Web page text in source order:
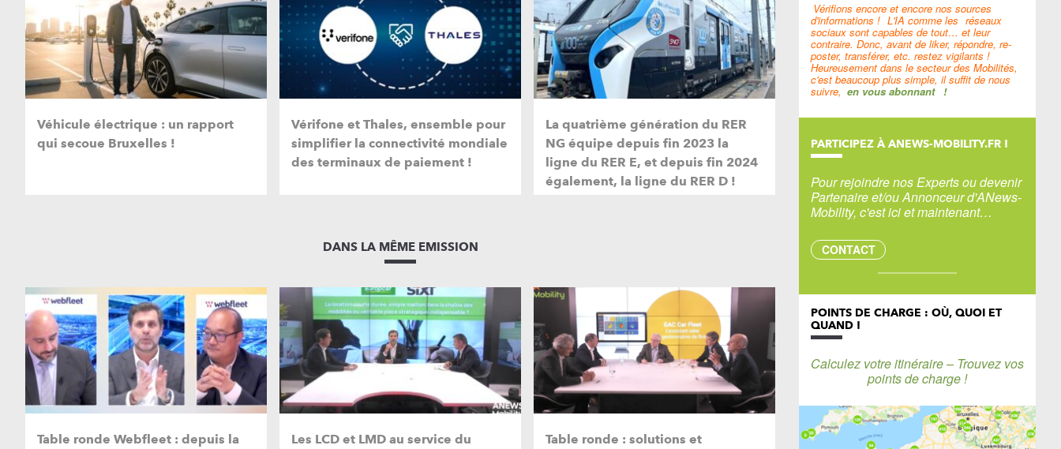
Véhicule électrique : un rapport
qui secoue Bruxelles !
Vérifone et Thales, ensemble pour
simplifier la connectivité mondiale
des terminaux de paiement !
La quatrième génération du RER
NG équipe depuis fin 2023 la
ligne du RER E, et depuis fin 2024
également, la ligne du RER D !
DANS LA MÊME EMISSION
Table ronde Webfleet : depuis la
Les LCD et LMD au service du
Table ronde : solutions et
Vérifions encore et encore nos sources
d'informations ! L'IA comme les réseaux
sociaux sont capables de tout… et leur
contraire. Donc, avant de liker, répondre, re-
poster, transférer, etc. restez vigilants !
Heureusement dans le secteur des Mobilités,
c'est beaucoup plus simple, il suffit de nous
suivre, en vous abonnant !
PARTICIPEZ À ANEWS-MOBILITY.FR !
Pour rejoindre nos Experts ou devenir
Partenaire et/ou Annonceur d'ANews-
Mobility, c'est ici et maintenant…
CONTACT
POINTS DE CHARGE : OÙ, QUOI ET
QUAND !
Calculez votre itinéraire – Trouvez vos
points de charge !